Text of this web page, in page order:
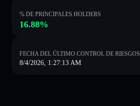
% DE PRINCIPALES HOLDERS
16.88%
FECHA DEL ÚLTIMO CONTROL DE RIESGOS
8/4/2026, 1:27:13 AM